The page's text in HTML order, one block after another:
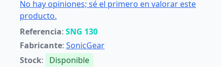
No hay opiniones; sé el primero en valorar este
producto.
Referencia: SNG 130
Fabricante: SonicGear
Stock: Disponible